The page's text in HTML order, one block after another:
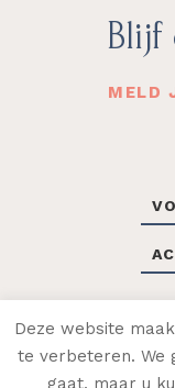
Footer
MELD
Deze website
te verbeteren. We
gaat, maar u